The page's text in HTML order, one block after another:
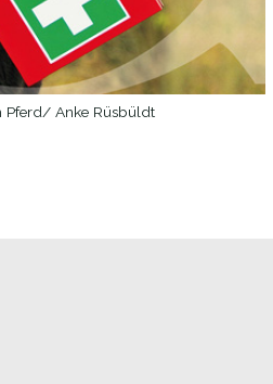
Pferd/ Anke Rüsbüldt